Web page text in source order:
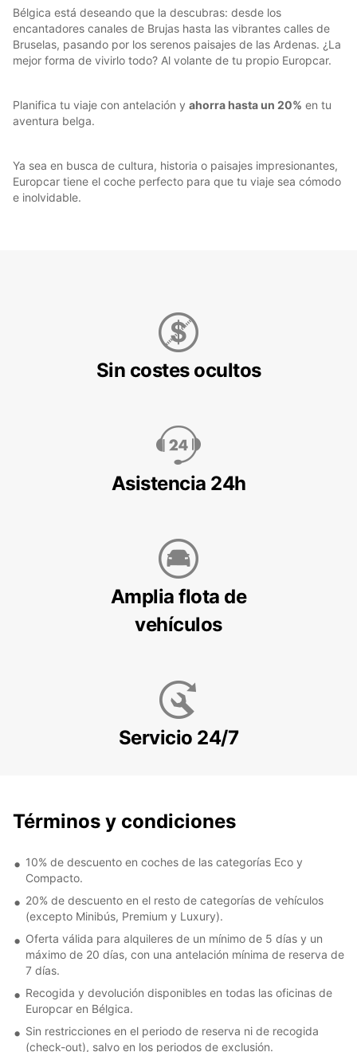
Bélgica está deseando que la descubras: desde los
encantadores canales de Brujas hasta las vibrantes calles de
Bruselas, pasando por los serenos paisajes de las Ardenas. ¿La
mejor forma de vivirlo todo? Al volante de tu propio Europcar.
Planifica tu viaje con antelación y ahorra hasta un 20% en tu
aventura belga.
Ya sea en busca de cultura, historia o paisajes impresionantes,
Europcar tiene el coche perfecto para que tu viaje sea cómodo
e inolvidable.
Sin costes ocultos
Asistencia 24h
Amplia flota de
vehículos
Servicio 24/7
Términos y condiciones
10% de descuento en coches de las categorías Eco y
Compacto.
20% de descuento en el resto de categorías de vehículos
(excepto Minibús, Premium y Luxury).
Oferta válida para alquileres de un mínimo de 5 días y un
máximo de 20 días, con una antelación mínima de reserva de
7 días.
Recogida y devolución disponibles en todas las oficinas de
Europcar en Bélgica.
Sin restricciones en el periodo de reserva ni de recogida
(check-out), salvo en los periodos de exclusión.